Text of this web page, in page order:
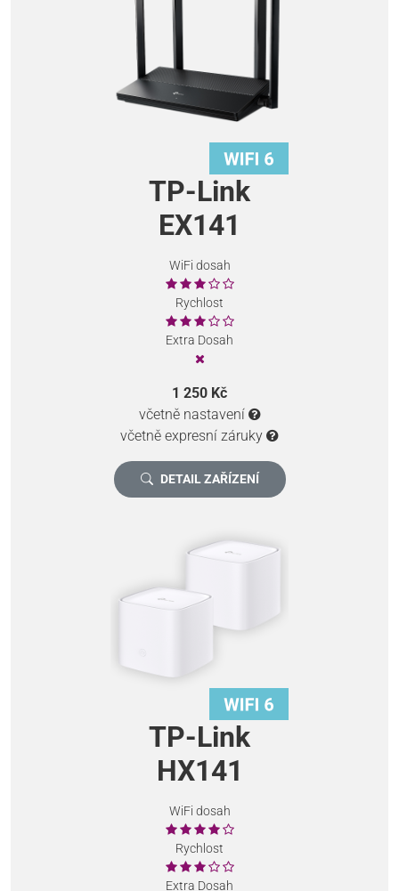
TP-Link
EX141
WiFi dosah
Rychlost
Extra Dosah
1 250 Kč
včetně nastavení
včetně expresní záruky
DETAIL ZAŘÍZENÍ
TP-Link
HX141
WiFi dosah
Rychlost
Extra Dosah